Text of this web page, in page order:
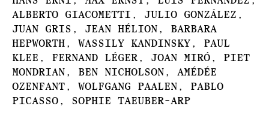
Alberto Giacometti, Julio González,
Juan Gris, Jean Hélion, Barbara
Hepworth, Wassily Kandinsky, Paul
Klee, Fernand Léger, Joan Miró, Piet
Mondrian, Ben Nicholson, Amédée
Ozenfant, Wolfgang Paalen, Pablo
Picasso, Sophie Taeuber-Arp